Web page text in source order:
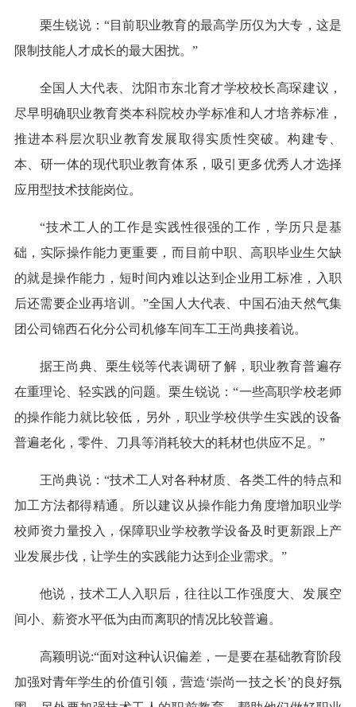
栗生锐说：“目前职业教育的最高学历仅为大专，这是
限制技能人才成长的最大困扰。”
全国人大代表、沈阳市东北育才学校校长高琛建议，
尽早明确职业教育类本科院校办学标准和人才培养标准，
推进本科层次职业教育发展取得实质性突破。构建专、
本、研一体的现代职业教育体系，吸引更多优秀人才选择
应用型技术技能岗位。
“技术工人的工作是实践性很强的工作，学历只是基
础，实际操作能力更重要，而目前中职、高职毕业生欠缺
的就是操作能力，短时间内难以达到企业用工标准，入职
后还需要企业再培训。”全国人大代表、中国石油天然气集
团公司锦西石化分公司机修车间车工王尚典接着说。
据王尚典、栗生锐等代表调研了解，职业教育普遍存
在重理论、轻实践的问题。栗生锐说：“一些高职学校老师
的操作能力就比较低，另外，职业学校供学生实践的设备
普遍老化，零件、刀具等消耗较大的耗材也供应不足。”
王尚典说：“技术工人对各种材质、各类工件的特点和
加工方法都得精通。所以建议从操作能力角度增加职业学
校师资力量投入，保障职业学校教学设备及时更新跟上产
业发展步伐，让学生的实践能力达到企业需求。”
他说，技术工人入职后，往往以工作强度大、发展空
间小、薪资水平低为由而离职的情况比较普遍。
高颖明说:“面对这种认识偏差，一是要在基础教育阶段
加强对青年学生的价值引领，营造‘崇尚一技之长’的良好氛